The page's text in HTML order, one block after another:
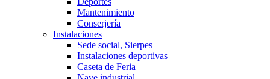
Mantenimiento
Conserjería
Instalaciones
Sede social, Sierpes
Instalaciones deportivas
Caseta de Feria